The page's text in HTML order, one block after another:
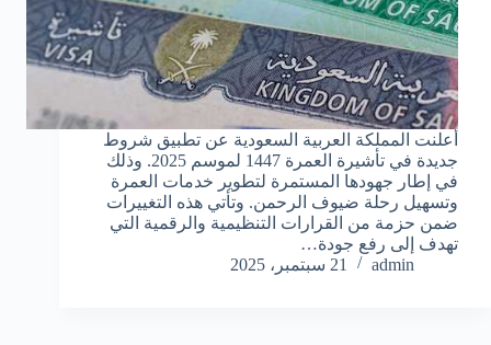
أعلنت المملكة العربية السعودية عن تطبيق شروط
جديدة في تأشيرة العمرة 1447 لموسم 2025. وذلك
في إطار جهودها المستمرة لتطوير خدمات العمرة
وتسهيل رحلة ضيوف الرحمن. وتأتي هذه التغييرات
ضمن حزمة من القرارات التنظيمية والرقمية التي
تهدف إلى رفع جودة…
admin
21 سبتمبر، 2025